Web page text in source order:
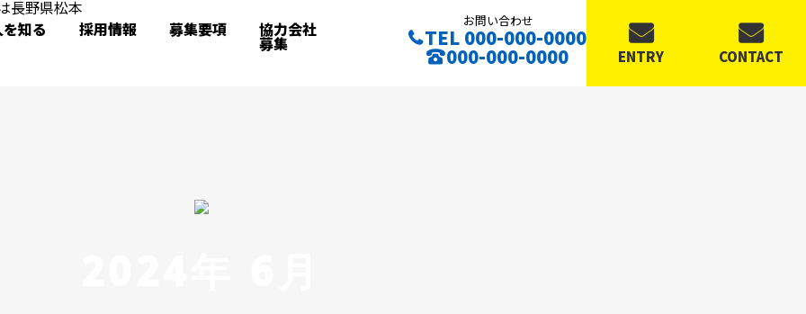
知る 採用情報 募集要項 協力会社
募集
お問い合わせ
TEL 000-000-0000
000-000-0000 ENTRY CONTACT